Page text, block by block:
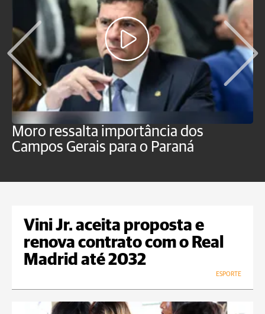
Moro ressalta importância dos
Campos Gerais para o Paraná
Vini Jr. aceita proposta e
renova contrato com o Real
Madrid até 2032
ESPORTE